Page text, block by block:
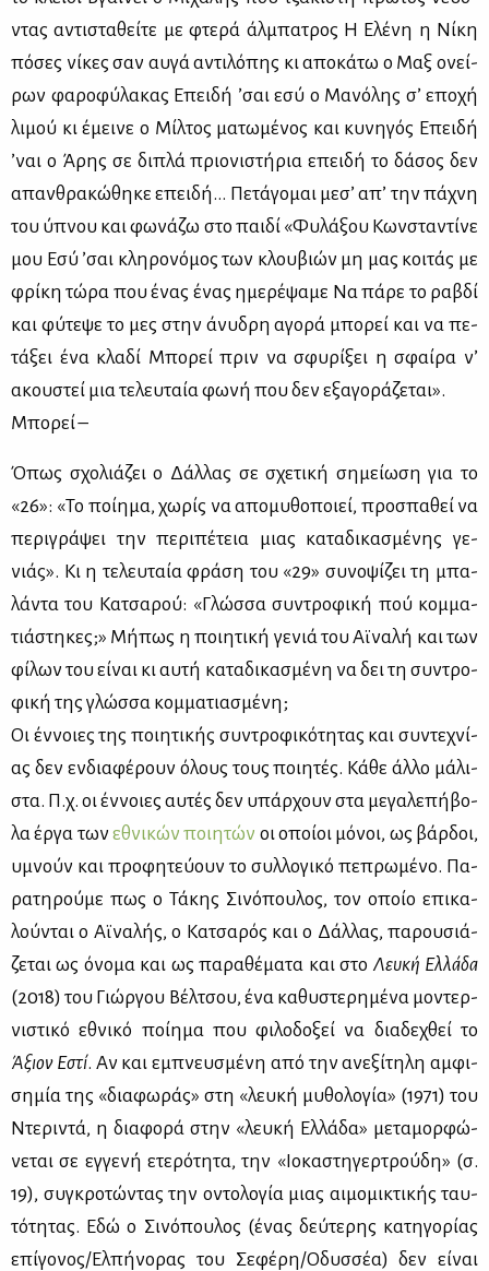
ντας αντι­στα­θεί­τε με φτε­ρά άλ­μπα­τρος Η Ελέ­νη η Νί­κη
πό­σες νί­κες σαν αυ­γά αντι­λό­πης κι απο­κά­τω ο Μαξ ονεί­
ρων φα­ρο­φύ­λα­κας Επει­δή ’σαι εσύ ο Μα­νό­λης σ’ επο­χή
λι­μού κι έμει­νε ο Μίλ­τος μα­τω­μέ­νος και κυ­νη­γός Επει­δή
’ναι ο Άρης σε δι­πλά πριο­νι­στή­ρια επει­δή το δά­σος δεν
απαν­θρα­κώ­θη­κε επει­δή… Πε­τά­γο­μαι με­σ’ απ’ την πά­χνη
του ύπνου και φω­νά­ζω στο παι­δί «Φυ­λά­ξου Κων­στα­ντί­νε
μου Εσύ ’σαι κλη­ρο­νό­μος των κλου­βιών μη μας κοι­τάς με
φρί­κη τώ­ρα που ένας ένας ημε­ρέ­ψα­με Να πά­ρε το ρα­βδί
και φύ­τε­ψε το μες στην άνυ­δρη αγο­ρά μπο­ρεί και να πε­
τά­ξει ένα κλα­δί Μπο­ρεί πριν να σφυ­ρί­ξει η σφαί­ρα ν’
ακου­στεί μια τε­λευ­ταία φω­νή που δεν εξα­γο­ρά­ζε­ται».
Μπο­ρεί –
Όπως σχο­λιά­ζει ο Δάλ­λας σε σχε­τι­κή ση­μεί­ω­ση για το
«26»: «Το ποί­η­μα, χω­ρίς να απο­μυ­θο­ποιεί, προ­σπα­θεί να
πε­ρι­γρά­ψει την πε­ρι­πέ­τεια μιας κα­τα­δι­κα­σμέ­νης γε­
νιάς». Κι η τε­λευ­ταία φρά­ση του «29» συ­νο­ψί­ζει τη μπα­
λά­ντα του Κα­τσα­ρού: «Γλώσ­σα συ­ντρο­φι­κή πού κομ­μα­
τιά­στη­κες;» Μή­πως η ποι­η­τι­κή γε­νιά του Αϊ­να­λή και των
φί­λων του εί­ναι κι αυ­τή κα­τα­δι­κα­σμέ­νη να δει τη συ­ντρο­
φι­κή της γλώσ­σα κομ­μα­τια­σμέ­νη;
Οι έν­νοιες της ποι­η­τι­κής συ­ντρο­φι­κό­τη­τας και συ­ντε­χνί­
ας δεν εν­δια­φέ­ρουν όλους τους ποι­η­τές. Κά­θε άλ­λο μά­λι­
στα. Π.χ. οι έν­νοιες αυ­τές δεν υπάρ­χουν στα με­γα­λε­πή­βο­
λα έρ­γα των εθνι­κών ποι­η­τών οι οποί­οι μό­νοι, ως βάρ­δοι,
υμνούν και προ­φη­τεύ­ουν το συλ­λο­γι­κό πε­πρω­μέ­νο. Πα­
ρα­τη­ρού­με πως ο Τά­κης Σι­νό­που­λος, τον οποίο επι­κα­
λού­νται ο Αϊ­να­λής, ο Κα­τσα­ρός και ο Δάλ­λας, πα­ρου­σιά­
ζε­ται ως όνο­μα και ως πα­ρα­θέ­μα­τα και στο Λευ­κή Ελ­λά­δα
(2018) του Γιώρ­γου Βέλ­τσου, ένα κα­θυ­στε­ρη­μέ­να μο­ντερ­
νι­στι­κό εθνι­κό ποί­η­μα που φι­λο­δο­ξεί να δια­δε­χθεί το
Άξιον Εστί. Αν και εμπνευ­σμέ­νη από την ανε­ξί­τη­λη αμ­φι­
ση­μία της «δια­φω­ράς» στη «λευ­κή μυ­θο­λο­γία» (1971) του
Ντε­ρι­ντά, η δια­φο­ρά στην «λευ­κή Ελ­λά­δα» με­τα­μορ­φώ­
νε­ται σε εγ­γε­νή ετε­ρό­τη­τα, την «Ιο­κα­στη­γερ­τρού­δη» (σ.
19), συ­γκρο­τώ­ντας την οντο­λο­γία μιας αι­μο­μι­κτι­κής ταυ­
τό­τη­τας. Εδώ ο Σι­νό­που­λος (ένας δεύ­τε­ρης κα­τη­γο­ρί­ας
επί­γο­νος/Ελ­πή­νο­ρας του Σε­φέ­ρη/Οδυσ­σέα) δεν εί­ναι